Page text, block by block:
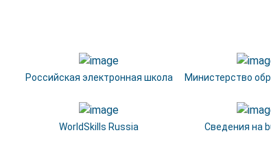
Российская электронная школа Министерство
WorldSkills Russia Сведения на